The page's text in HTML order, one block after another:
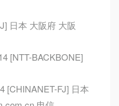
日本 大阪府 大阪
[NTT-BACKBONE]
[CHINANET-FJ] 日本